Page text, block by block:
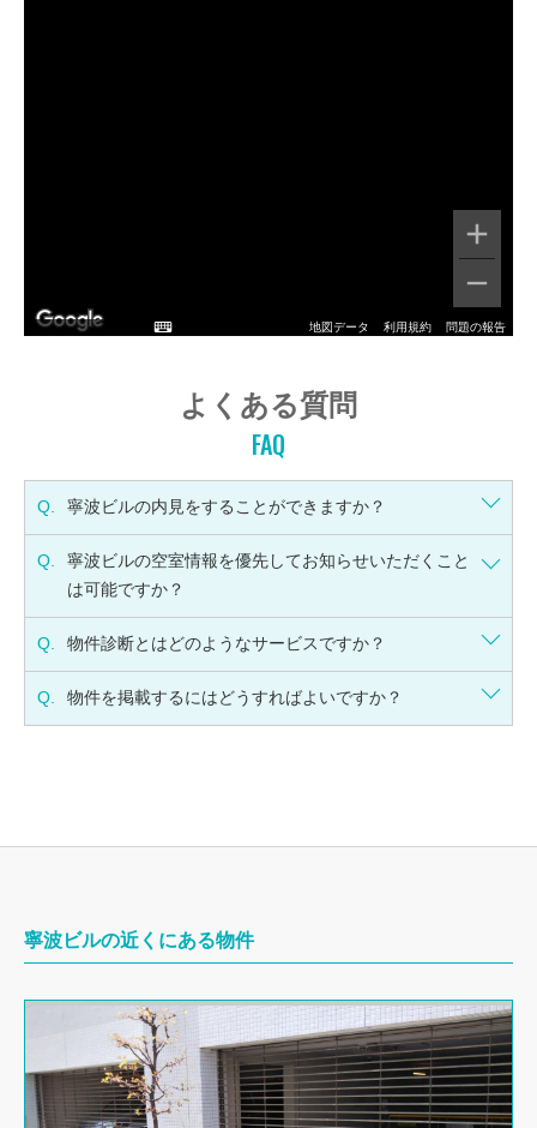
地図データ 利用規約 問題の報告
よくある質問
FAQ
Q. 寧波ビルの内見をすることができますか？
Q.
寧波ビルの空室情報を優先してお知らせいただくこと
は可能ですか？
Q. 物件診断とはどのようなサービスですか？
Q. 物件を掲載するにはどうすればよいですか？
寧波ビルの近くにある物件